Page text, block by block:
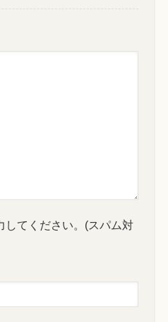
してください。(スパム対